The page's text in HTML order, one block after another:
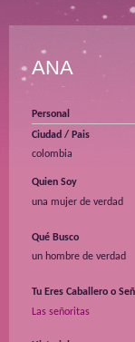
ANA
Personal
Ciudad / Pais
colombia
Quien Soy
una mujer de verdad
Qué Busco
un hombre de verdad
Tu Eres Caballero o
Las señoritas